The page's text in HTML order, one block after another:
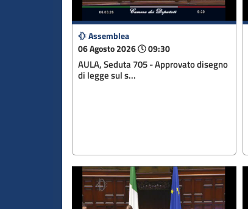
Assemblea
06 Agosto 2026
09:30
AULA, Seduta 705 - Approvato disegno
di legge sul s...